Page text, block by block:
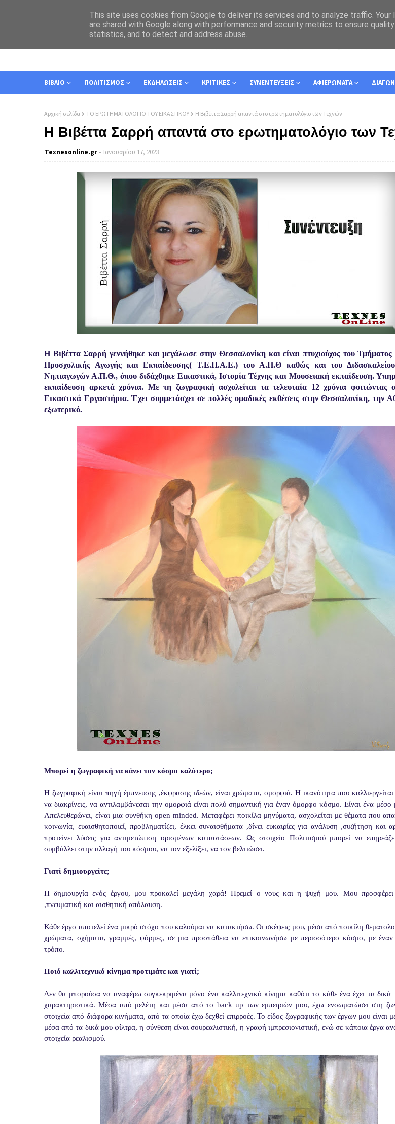
ΣΧΕΤΙΚΑ ΕΠΙΚΟΙΝΩΝΙΑ
ΒΙΒΛΙΟ ΠΟΛΙΤΙΣΜΟΣ ΕΚΔΗΛΩΣΕΙΣ ΚΡΙΤΙΚΕΣ ΣΥΝΕΝΤΕΥΞΕΙΣ ΑΦΙΕΡΩΜΑΤΑ
Αρχική σελίδα ΤΟ ΕΡΩΤΗΜΑΤΟΛΟΓΙΟ ΤΟΥ ΕΙΚΑΣΤΙΚΟΥ Η Βιβέττα Σαρρή απαντά στο ερωτηματολόγιο των Τεχνών
Η Βιβέττα Σαρρή απαντά στο ερωτηματολόγιο των
Texnesοnline.gr Ιανουαρίου 17, 2023
Η Βιβέττα Σαρρή γεννήθηκε και μεγάλωσε στην Θεσσαλονίκη και είναι πτυχιούχος του
Προσχολικής Αγωγής και Εκπαίδευσης( Τ.Ε.Π.Α.Ε.) του Α.Π.Θ καθώς και του
Νηπιαγωγών Α.Π.Θ., όπου διδάχθηκε Εικαστικά, Ιστορία Τέχνης και Μουσειακή εκπαίδευση.
εκπαίδευση αρκετά χρόνια. Με τη ζωγραφική ασχολείται τα τελευταία 12 χρόνια φοιτώντας
Εικαστικά Εργαστήρια. Έχει συμμετάσχει σε πολλές ομαδικές εκθέσεις στην Θεσσαλονίκη, την
εξωτερικό.
Μπορεί η ζωγραφική να κάνει τον κόσμο καλύτερο;
Η ζωγραφική είναι πηγή έμπνευσης ,έκφρασης ιδεών, είναι χρώματα, ομορφιά. Η ικανότητα που
να διακρίνεις, να αντιλαμβάνεσαι την ομορφιά είναι πολύ σημαντική για έναν όμορφο κόσμο. Είναι ένα μέσο
Απελευθερώνει, είναι μια συνθήκη open minded. Μεταφέρει ποικίλα μηνύματα, ασχολείται με θέματα που
κοινωνία, ευαισθητοποιεί, προβληματίζει, έλκει συναισθήματα ,δίνει ευκαιρίες για ανάλυση ,συζήτηση και
προτείνει λύσεις για αντιμετώπιση ορισμένων καταστάσεων. Ως στοιχείο Πολιτισμού μπορεί να
συμβάλλει στην αλλαγή του κόσμου, να τον εξελίξει, να τον βελτιώσει.
Γιατί δημιουργείτε;
Η δημιουργία ενός έργου, μου προκαλεί μεγάλη χαρά! Ηρεμεί ο νους και η ψυχή μου. Μου προσφέρει
,πνευματική και αισθητική απόλαυση.
Κάθε έργο αποτελεί ένα μικρό στόχο που καλούμαι να κατακτήσω. Οι σκέψεις μου, μέσα από ποικίλη
χρώματα, σχήματα, γραμμές, φόρμες, σε μια προσπάθεια να επικοινωνήσω με περισσότερο κόσμο, με έναν
τρόπο.
Ποιό καλλιτεχνικό κίνημα προτιμάτε και γιατί;
Δεν θα μπορούσα να αναφέρω συγκεκριμένα μόνο ένα καλλιτεχνικό κίνημα καθότι το κάθε ένα έχει τα δικά
χαρακτηριστικά. Μέσα από μελέτη και μέσα από το back up των εμπειριών μου, έχω ενσωματώσει στη
στοιχεία από διάφορα κινήματα, από τα οποία έχω δεχθεί επιρροές. Το είδος ζωγραφικής των έργων μου είναι
μέσα από τα δικά μου φίλτρα, η σύνθεση είναι σουρεαλιστική, η γραφή ιμπρεσιονιστική, ενώ σε κάποια έργα
στοιχεία ρεαλισμού.
This site uses cookies from Google to deliver its services and to analyze traffic. Your
are shared with Google along with performance and security metrics to ensure
statistics, and to detect and address abuse.